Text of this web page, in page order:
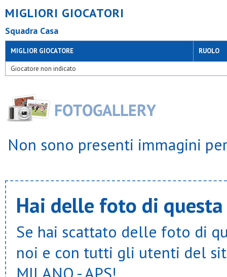
MIGLIORI GIOCATORI
Squadra Casa
MIGLIOR GIOCATORE RUOLO
Giocatore non indicato
Non sono presenti immagini
Hai delle foto di
Se hai scattato delle foto di
noi e con tutti gli utenti del sito